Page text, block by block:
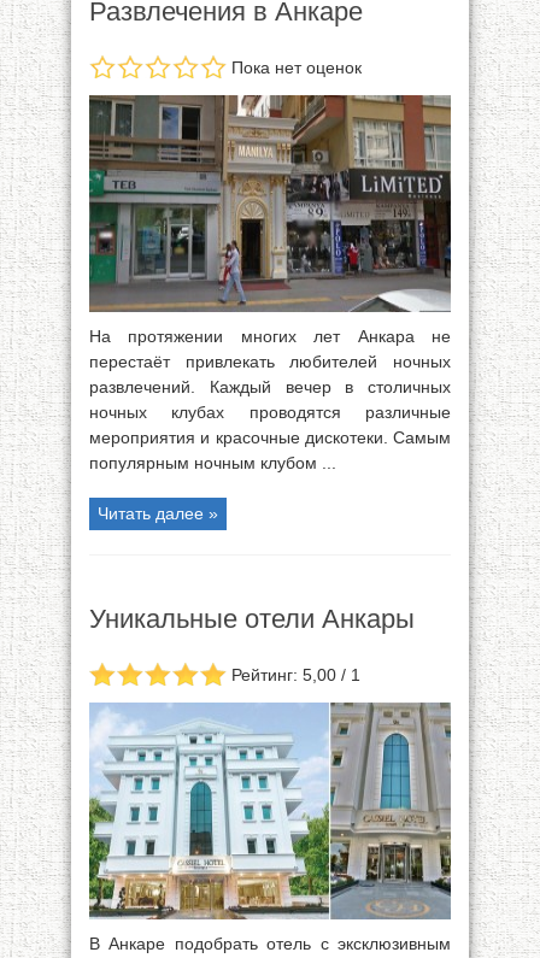
Развлечения в Анкаре
Пока нет оценок
На протяжении многих лет Анкара не
перестаёт привлекать любителей ночных
развлечений. Каждый вечер в столичных
ночных клубах проводятся различные
мероприятия и красочные дискотеки. Самым
популярным ночным клубом ...
Читать далее »
Уникальные отели Анкары
Рейтинг: 5,00 / 1
В Анкаре подобрать отель с эксклюзивным